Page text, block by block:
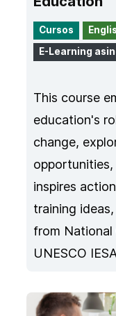
Cursos
E-Learning
This course
education's
change,
inspires
training
from National
UNESCO